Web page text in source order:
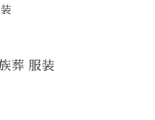
葬 服装